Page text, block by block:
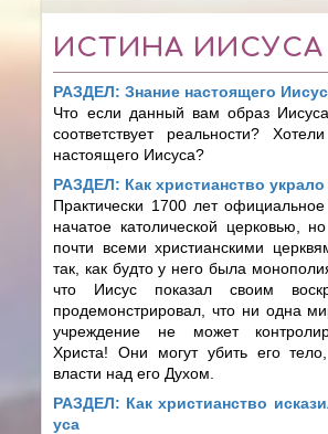
ИСТИНА ИИСУСА
РАЗДЕЛ: Знание настоящего
Что если данный вам образ
соответствует реальности?
настоящего Иисуса?
РАЗДЕЛ: Как христианство украло
Практически 1700 лет официальное
начатое католической церковью,
почти всеми христианскими
так, как будто у него была
что Иисус показал своим
продемонстрировал, что ни одна
учреждение не может
Христа! Они могут убить его
власти над его Духом.
РАЗДЕЛ: Как христианство
уса